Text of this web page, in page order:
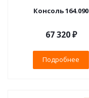
Консоль 164.090
67 320 ₽
Подробнее